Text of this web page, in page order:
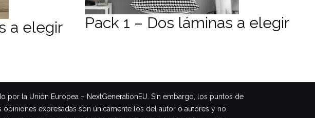
a elegir Pack 1 – Dos láminas a elegir
por la Unión Europea – NextGenerationEU. Sin embargo, los puntos de
opiniones expresadas son únicamente los del autor o autores y no